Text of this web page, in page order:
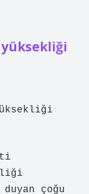
çoğu